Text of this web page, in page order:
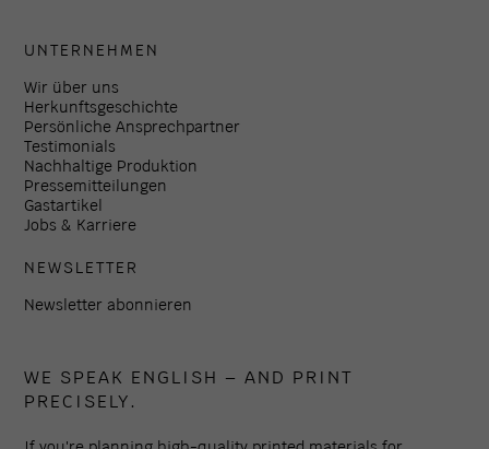
UNTERNEHMEN
Wir über uns
Herkunftsgeschichte
Persönliche Ansprechpartner
Testimonials
Nachhaltige Produktion
Pressemitteilungen
Gastartikel
Jobs & Karriere
NEWSLETTER
Newsletter abonnieren
WE SPEAK ENGLISH – AND PRINT
PRECISELY.